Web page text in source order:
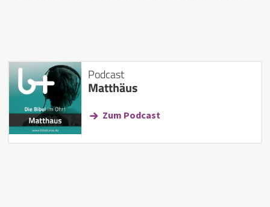
Podcast
Matthäus
Zum Podcast